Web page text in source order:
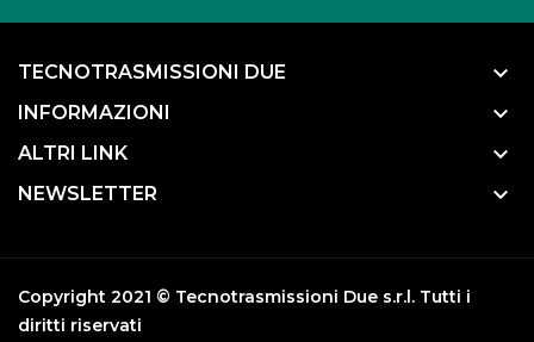
TECNOTRASMISSIONI DUE keyboard_arrow_down
INFORMAZIONI keyboard_arrow_down
ALTRI LINK keyboard_arrow_down
NEWSLETTER keyboard_arrow_down
Copyright 2021 © Tecnotrasmissioni Due s.r.l. Tutti i
diritti riservati